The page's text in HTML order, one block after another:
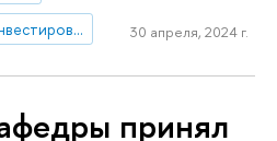
Проект «Платформа соинвестирования ключевых компетенций»
30 апреля, 2024 г.
принял